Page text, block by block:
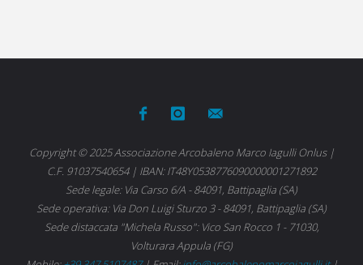
Copyright © 2025 Associazione Arcobaleno Marco Iagulli Onlus |
C.F. 91037540654 | IBAN: IT48Y0538776090000001271892
Sede legale: Via Carso 6/A - 84091, Battipaglia (SA)
Sede operativa: Via Don Luigi Sturzo 3 - 84091, Battipaglia (SA)
Sede distaccata "Michela Russo": Vico San Rocco 1 - 71030,
Volturara Appula (FG)